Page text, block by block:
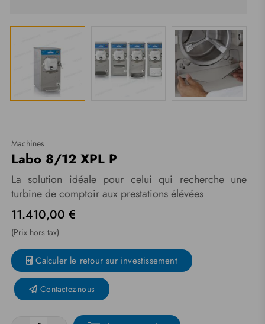
Machines
Labo 8/12 XPL P
La solution idéale pour celui qui recherche une
turbine de comptoir aux prestations élévées
11.410,00 €
(Prix hors tax)
Calculer le retour sur investissement
Contactez-nous